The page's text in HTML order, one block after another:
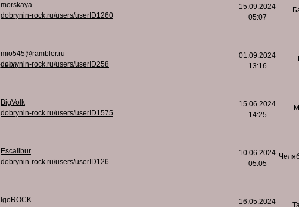
morskaya
dobrynin-rock.ru/users/userID1260
15.09.2024
05:07
mio545@rambler.ru
dobrynin-rock.ru/users/userID258
01.09.2024
13:16
BigVolk
dobrynin-rock.ru/users/userID1575
15.06.2024
14:25
Escalibur
dobrynin-rock.ru/users/userID126
10.06.2024
05:05
IgoROCK
16.05.2024